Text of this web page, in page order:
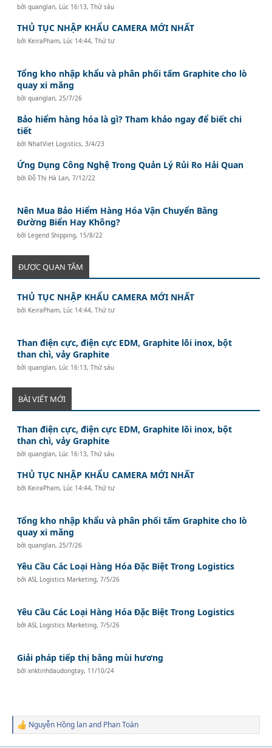
bởiquanglan, Lúc 16:13, Thứ sáu
THỦ TỤC NHẬP KHẨU CAMERA MỚI NHẤT
bởi KeiraPham, Lúc 14:44, Thứ tư
Tổng kho nhập khẩu và phân phối tấm Graphite cho lò
quay xi măng
bởiquanglan, 25/7/26
Bảo hiểm hàng hóa là gì? Tham khảo ngay để biết chi
tiết
bởi NhatViet Logistics,3/4/23
Ứng Dụng Công Nghệ Trong Quản Lý Rủi Ro Hải Quan
bởiĐỗ Thị Hà Lan,7/12/22
Nên Mua Bảo Hiểm Hàng Hóa Vận Chuyển Bằng
Đường Biển Hay Không?
bởi Legend Shipping, 15/8/22
ĐƯỢC QUAN TÂM
THỦ TỤC NHẬP KHẨU CAMERA MỚI NHẤT
bởi KeiraPham, Lúc 14:44, Thứ tư
Than điện cực, điện cực EDM, Graphite lõi inox, bột
than chì, vảy Graphite
bởiquanglan, Lúc 16:13, Thứ sáu
BÀI VIẾT MỚI
Than điện cực, điện cực EDM, Graphite lõi inox, bột
than chì, vảy Graphite
bởiquanglan, Lúc 16:13, Thứ sáu
THỦ TỤC NHẬP KHẨU CAMERA MỚI NHẤT
bởi KeiraPham, Lúc 14:44, Thứ tư
Tổng kho nhập khẩu và phân phối tấm Graphite cho lò
quay xi măng
bởiquanglan, 25/7/26
Yêu Cầu Các Loại Hàng Hóa Đặc Biệt Trong Logistics
bởiASL Logistics Marketing,7/5/26
Yêu Cầu Các Loại Hàng Hóa Đặc Biệt Trong Logistics
bởiASL Logistics Marketing,7/5/26
Giải pháp tiếp thị bằng mùi hương
bởixnktinhdaudongtay, 11/10/24
R
Nguyễn Hồng lanand Phan Toàn